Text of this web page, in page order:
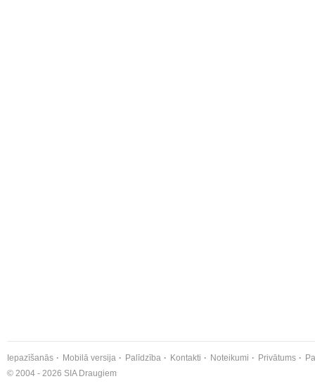
Iepazīšanās Mobilā versija Palīdzība Kontakti Noteikumi Privātums
© 2004 - 2026 SIA Draugiem